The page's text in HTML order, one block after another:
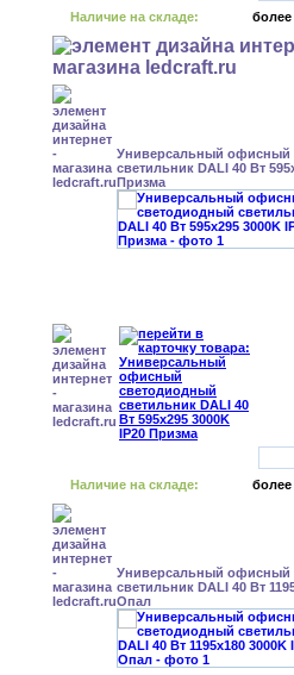
Наличие на складе: более
Универсальный офисный
светильник DALI 40 Вт
Призма
Наличие на складе: более
Универсальный офисный
светильник DALI 40 Вт
Опал